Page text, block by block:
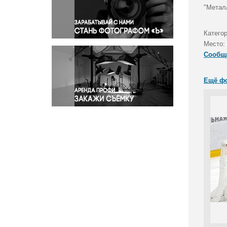
Правосудие
Происшествия и конфликты
Религия
Светская жизнь
Спорт
Экология
Экономика и бизнес
Место:
Ещё